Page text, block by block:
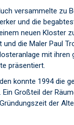
versammelte zu
und die
neuen Kloster
die Maler Paul
mit ihren
präsentiert.
konnte 1994 die
Großteil der
der